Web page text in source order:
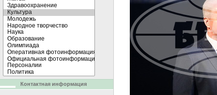
Контактная информация